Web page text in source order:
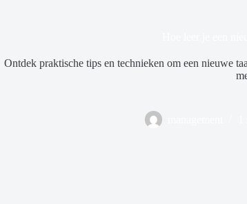
Ontdek praktische tips en technieken om een nieuwe